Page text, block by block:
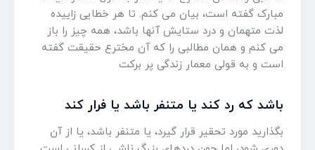
مبارک گفته است، بیان می کنم. تا هر خطایی زاییده
لذت متهمان و درد ستایش آنها باشد، همه چیز را باز
می کنم و همان مطالبی را که آن مخترع حقیقت گفته
است و به قولی معمار زندگی پر برکت
باشد که رد کند یا متنفر باشد یا فرار کند
بگذارید مورد تحقیر قرار گیرد، یا متنفر باشد، یا از آن